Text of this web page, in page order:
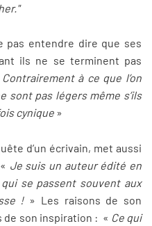
entendre dire que ses
ils ne se terminent pas
Contrairement à ce que l’on
sont pas légers même s’ils
cynique »
d’un écrivain, met aussi
Je suis un auteur édité en
se passent souvent aux
!» Les raisons de son
de son inspiration : « Ce qui